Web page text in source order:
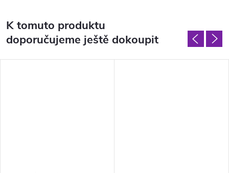
K tomuto produktu
doporučujeme ještě dokoupit